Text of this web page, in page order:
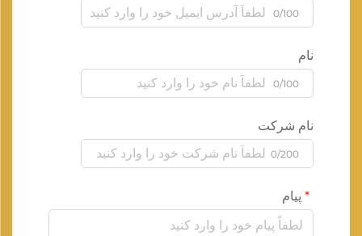
0/100
نام
0/100
نام شرکت
0/200
پیام